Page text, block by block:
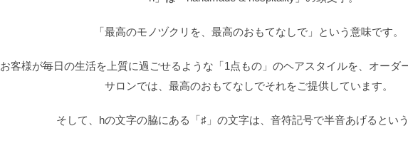
「最高のモノヅクリを、最高のおもてなしで」という意味です。
お客様が毎日の生活を上質に過ごせるような「1点もの」のヘアスタイルを、オーダ
サロンでは、最高のおもてなしでそれをご提供しています。
そして、hの文字の脇にある「♯」の文字は、音符記号で半音あげるという